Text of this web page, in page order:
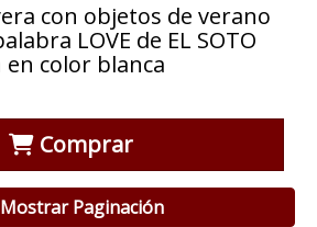
con objetos de verano
LOVE de EL SOTO
en color blanca
Comprar
Paginación